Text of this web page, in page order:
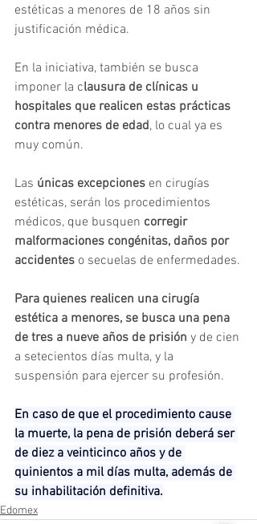
estéticas a menores de 18 años sin
justificación médica.
En la iniciativa, también se busca
imponer la clausura de clínicas u
hospitales que realicen estas prácticas
contra menores de edad, lo cual ya es
muy común.
Las únicas excepciones en cirugías
estéticas, serán los procedimientos
médicos, que busquen corregir
malformaciones congénitas, daños por
accidentes o secuelas de enfermedades.
Para quienes realicen una cirugía
estética a menores, se busca una pena
de tres a nueve años de prisión y de cien
a setecientos días multa, y la
suspensión para ejercer su profesión.
En caso de que el procedimiento cause
la muerte, la pena de prisión deberá ser
de diez a veinticinco años y de
quinientos a mil días multa, además de
su inhabilitación definitiva.
Edomex